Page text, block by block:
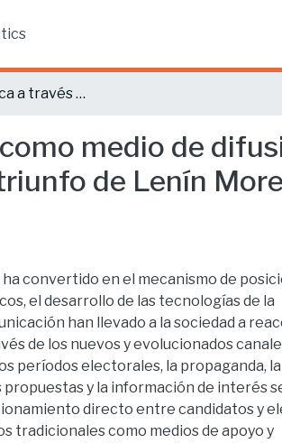
La ciberpolítica a través de Twitter como medio de difusión de información política y campañas: una mirada al triunfo de Lenín Moreno en Ecuador 2017
medio de
de Lenín
convertido en el mecanismo de
el desarrollo de las tecnologías de la
han llevado a la sociedad a
de los nuevos y evolucionados
períodos electorales, la propaganda, la
propuestas y la información de interés
directo entre candidatos y
tradicionales como medios de apoyo y